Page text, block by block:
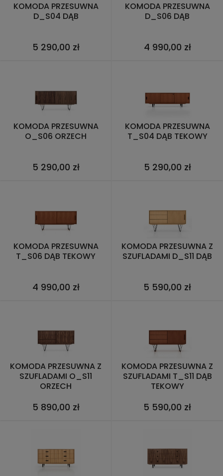
KOMODA PRZESUWNA
D_S04 DĄB
5 290,00 zł
KOMODA PRZESUWNA
D_S06 DĄB
4 990,00 zł
KOMODA PRZESUWNA
O_S06 ORZECH
5 290,00 zł
KOMODA PRZESUWNA
T_S04 DĄB TEKOWY
5 290,00 zł
KOMODA PRZESUWNA
T_S06 DĄB TEKOWY
4 990,00 zł
KOMODA PRZESUWNA Z
SZUFLADAMI D_S11 DĄB
5 590,00 zł
KOMODA PRZESUWNA Z
SZUFLADAMI O_S11
ORZECH
5 890,00 zł
KOMODA PRZESUWNA Z
SZUFLADAMI T_S11 DĄB
TEKOWY
5 590,00 zł